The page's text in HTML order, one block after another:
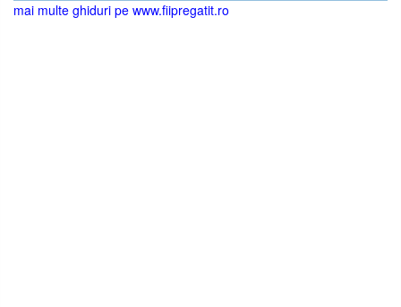
mai multe ghiduri pe www.fiipregatit.ro